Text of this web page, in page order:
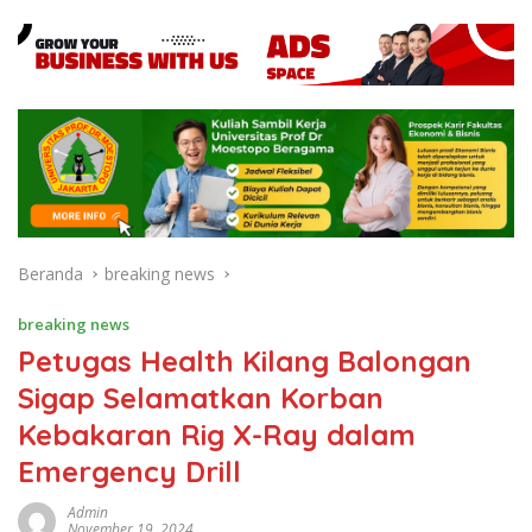
Beranda breaking news
breaking news
Petugas Health Kilang Balongan
Sigap Selamatkan Korban
Kebakaran Rig X-Ray dalam
Emergency Drill
Admin